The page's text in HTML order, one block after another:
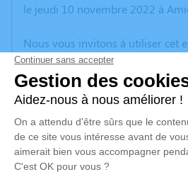
le jeudi 10 novembre 2022 à
Nous vous invitons à utiliser cet
vos condoléances, partager des
anecdote ou exprimer vos
poèmes ou des textes. Cet
d'expression dédié à honorer la
Marguerite DAMIENS.
Un service de plantation d’arbre
disponible ici